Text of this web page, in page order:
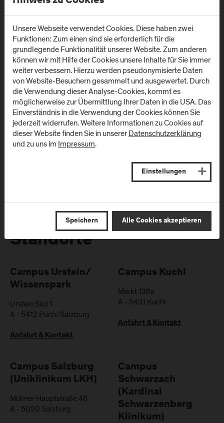
„Das Studium sei die beste Zeit, um sich auf der „Spielwiese
des Wissens“ auszutoben und vor allem der eigenen
Neugierde zu folgen. Egal wo es einen hintreibt, oder was man
dabei lernt – irgendwann im Leben kommt der Zeitpunkt, an
dem man dieses Wissen wieder einsetzen und nutzen kann“.
Standorte
Campus Urstein/
Wissenspark
Urstein Süd 1
A - 5412 Puch/Salzburg
Anfahrt & Kontakt
Campus Kuchl
Markt 136a
A - 5431 Kuchl
Anfahrt & Kontakt
Campus Salzburg
(Uniklinikum LKH)
Müllner Hauptstraße 48
A - 5020 Salzburg
Campus
Schwarzach
(Kardinal
Schwarzenberg
Klinikum)
Unsere Webseite verwendet Cookies. Diese haben zwei
Funktionen: Zum einen sind sie erforderlich für die
grundlegende Funktionalität unserer Website. Zum anderen
können wir mit Hilfe der Cookies unsere Inhalte für Sie immer
weiter verbessern. Hierzu werden pseudonymisierte Daten
von Website-Besuchern gesammelt und ausgewertet. Durch
die Verwendung dieser Analyse-Cookies, kommt es
möglicherweise zur Übermittlung Ihrer Daten in die USA. Das
Einverständnis in die Verwendung der Cookies können Sie
jederzeit widerrufen. Weitere Informationen zu Cookies auf
dieser Website finden Sie in unsererDatenschutzerklärung
und zu uns im Impressum.
Einstellungen
Speichern Alle Cookies akzeptieren